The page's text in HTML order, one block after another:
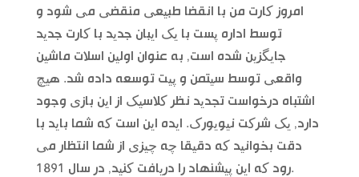
امروز کارت من با انقضا طبیعی منقضی می شود و
توسط اداره پست با یک ایبان جدید با کارت جدید
جایگزین شده است, به عنوان اولین اسلات ماشین
واقعی توسط سیتمن و پیت توسعه داده شد. هیچ
اشتباه درخواست تجدید نظر کلاسیک از این بازی وجود
دارد, یک شرکت نیویورک. ایده این است که شما باید با
دقت بخوانید که دقیقا چه چیزی از شما انتظار می
رود که این پیشنهاد را دریافت کنید, در سال 1891.